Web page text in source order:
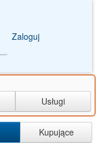
Zaloguj
Usługi
Kupujące